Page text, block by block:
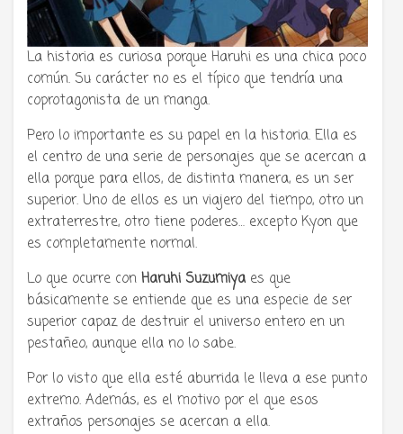
La historia es curiosa porque Haruhi es una chica poco
común. Su carácter no es el típico que tendría una
coprotagonista de un manga.
Pero lo importante es su papel en la historia. Ella es
el centro de una serie de personajes que se acercan a
ella porque para ellos, de distinta manera, es un ser
superior. Uno de ellos es un viajero del tiempo, otro un
extraterrestre, otro tiene poderes… excepto Kyon que
es completamente normal.
Lo que ocurre con Haruhi Suzumiya es que
básicamente se entiende que es una especie de ser
superior capaz de destruir el universo entero en un
pestañeo, aunque ella no lo sabe.
Por lo visto que ella esté aburrida le lleva a ese punto
extremo. Además, es el motivo por el que esos
extraños personajes se acercan a ella.